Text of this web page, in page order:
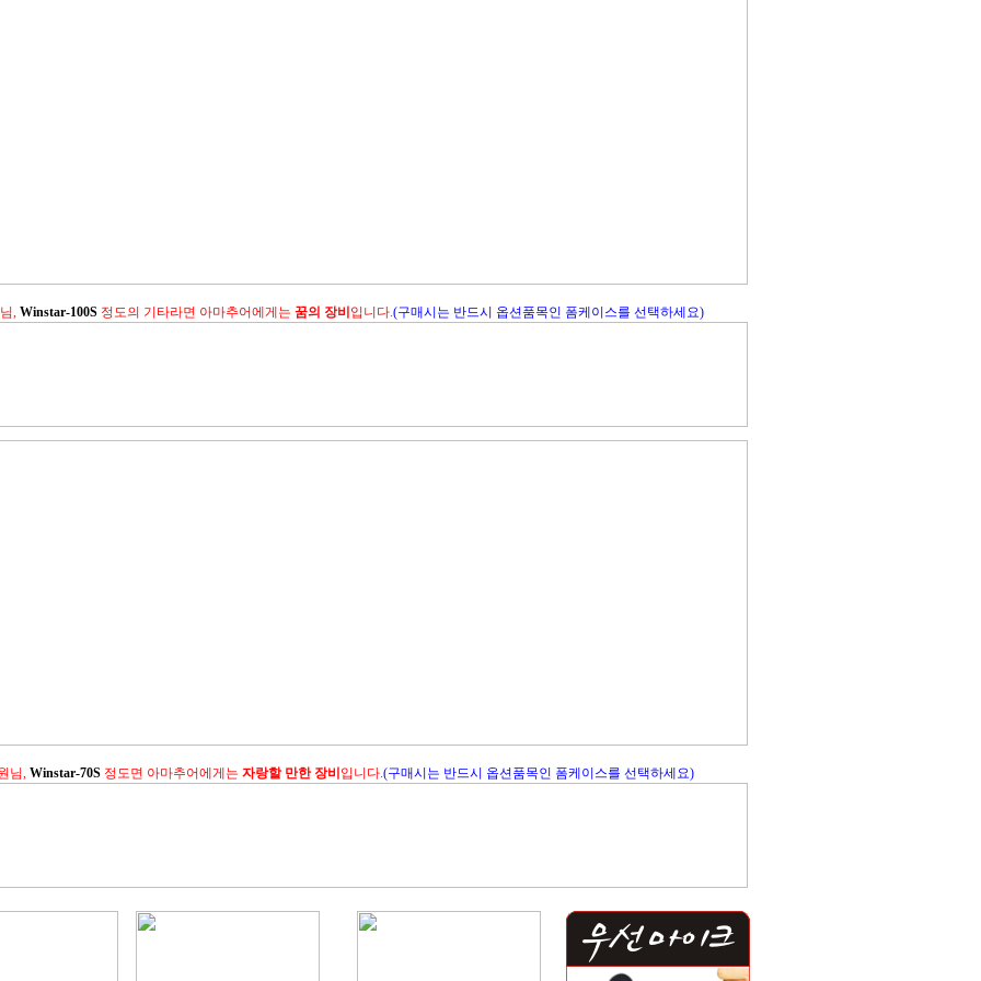
, Winstar-100S 정도의 기타라면 아마추어에게는 꿈의 장비 입니다.(구매시는 반드시 옵션품목인 폼케이스를 선택하세요)
님, Winstar-70S 정도면 아마추어에게는 자랑할 만한 장비 입니다.(구매시는 반드시 옵션품목인 폼케이스를 선택하세요)